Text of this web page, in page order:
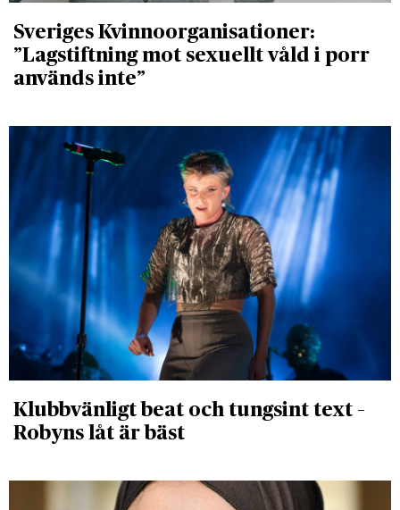
Sveriges Kvinnoorganisationer:
”Lagstiftning mot sexuellt våld i porr
används inte”
Klubbvänligt beat och tungsint text –
Robyns låt är bäst